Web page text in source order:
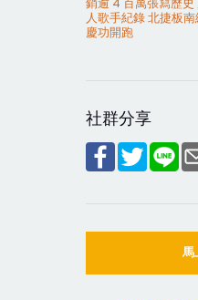
人歌手紀錄 北捷板南
慶功開跑
社群分享
馬